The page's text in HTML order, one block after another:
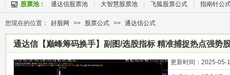
股票池： 通达信股票池 大智慧股票池 飞狐股票公式 指南针公
您现在的位置： 好股网 >> 股票公式 >> 通达信公式
通达信【巅峰筹码换手】副图/选股指标 精准捕捉热点强势
更新时间： 2025-05-